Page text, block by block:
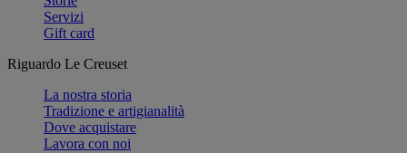
Servizi
Gift card
Riguardo Le Creuset
La nostra storia
Tradizione e artigianalità
Dove acquistare
Lavora con noi